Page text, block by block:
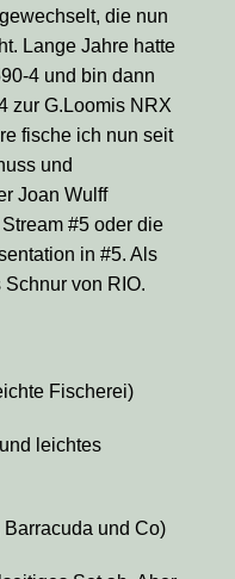
die nun
Lange Jahre hatte
4 und bin dann
zur G.Loomis NRX
fische ich nun seit
und
Joan Wulff
#5 oder die
in #5. Als
von RIO.
Fischerei)
leichtes
und Co)